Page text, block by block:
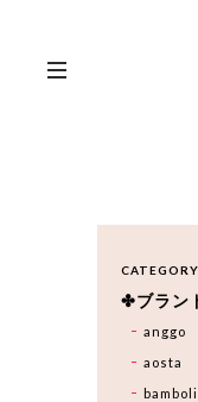
CATEGORY
✤ブラン
anggo
aosta